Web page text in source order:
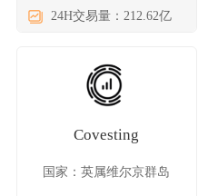
24H交易量：212.62亿
Covesting
国家：英属维尔京群岛